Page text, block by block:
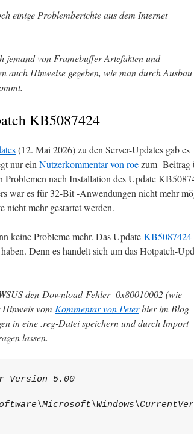
einige Problemberichte aus dem Internet
jemand von Framebuffer Artefakten und
auch Hinweise gegeben, wie man durch Ausbau
KB5087424
(12. Mai 2026) zu den Server-Updates gab es
nur ein Nutzerkommentar von roezum Beitrag
Problemen nach Installation des Update
war es für 32-Bit -Anwendungen nicht mehr
nicht mehr gestartet werden.
keine Probleme mehr. Das Update KB5087424
Denn es handelt sich um das Hotpatch-
den Download-Fehler 0x80010002 (wie
vom Kommentar von Peterhier im Blog
in eine .reg-Datei speichern und durch Import
lassen.
Version 5.00